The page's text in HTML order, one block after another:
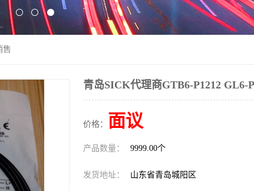
售
青岛SICK代理商GTB6-P1212 GL6-
价格： 面议
产品数量： 9999.00个
发货地址： 山东省青岛城阳区